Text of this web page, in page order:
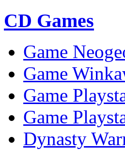
CD Games
Game
Game
Game
Game
Dynasty